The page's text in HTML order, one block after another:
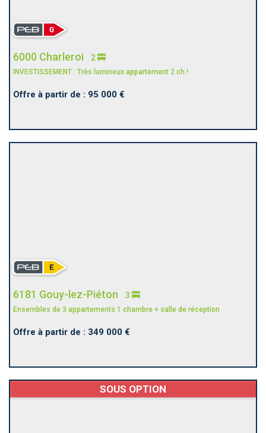
6000 Charleroi 2
INVESTISSEMENT : Très lumineux appartement 2 ch !
Offre à partir de : 95 000 €
6181 Gouy-lez-Piéton 3
Ensembles de 3 appartements 1 chambre + salle de réception
Offre à partir de : 349 000 €
SOUS OPTION